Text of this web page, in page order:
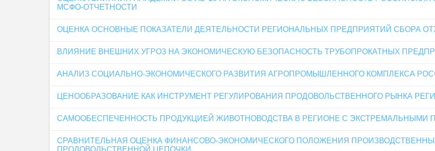
МСФО-ОТЧЕТНОСТИ
ОЦЕНКА ОСНОВНЫЕ ПОКАЗАТЕЛИ ДЕЯТЕЛЬНОСТИ РЕГИОНАЛЬНЫХ ПРЕДПРИЯТИЙ СБОРА
ВЛИЯНИЕ ВНЕШНИХ УГРОЗ НА ЭКОНОМИЧЕСКУЮ БЕЗОПАСНОСТЬ ТРУБОПРОКАТНЫХ
АНАЛИЗ СОЦИАЛЬНО-ЭКОНОМИЧЕСКОГО РАЗВИТИЯ АГРОПРОМЫШЛЕННОГО КОМПЛЕКСА
ЦЕНООБРАЗОВАНИЕ КАК ИНСТРУМЕНТ РЕГУЛИРОВАНИЯ ПРОДОВОЛЬСТВЕННОГО РЫНКА
САМООБЕСПЕЧЕННОСТЬ ПРОДУКЦИЕЙ ЖИВОТНОВОДСТВА В РЕГИОНЕ С ЭКСТРЕМАЛЬНЫМИ
СРАВНИТЕЛЬНАЯ ОЦЕНКА ФИНАНСОВО-ЭКОНОМИЧЕСКОГО ПОЛОЖЕНИЯ
ПРОДОВОЛЬСТВЕННОЙ ЦЕПОЧКИ